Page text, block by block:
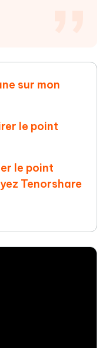
sur mon
le point
le point
Tenorshare